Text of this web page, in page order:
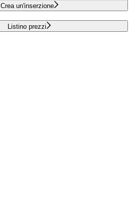
Crea un'inserzione
Listino prezzi